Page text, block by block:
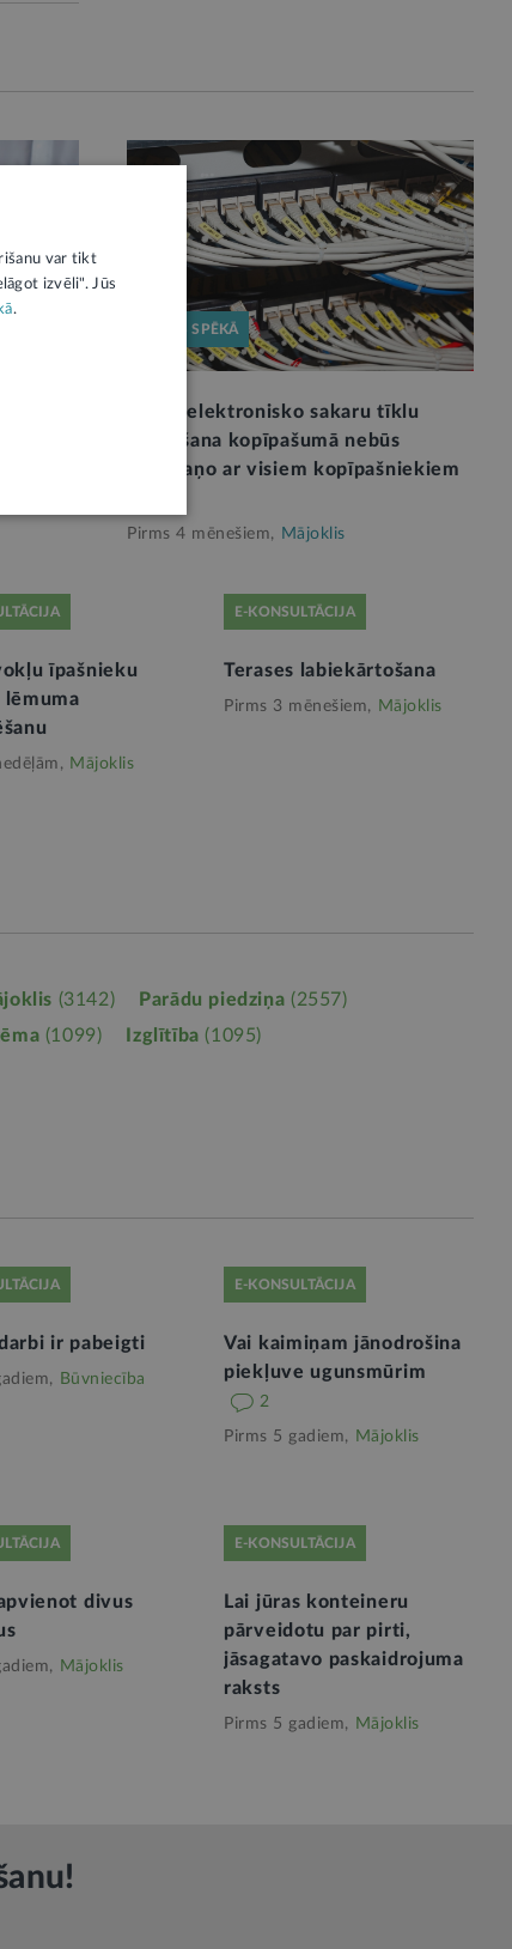
STĀJAS SPĒKĀ
Jaunu elektronisko sakaru tīklu
ierīkošana kopīpašumā nebūs
jāsaskaņo ar visiem kopīpašniekiem
Pirms 4 mēnešiem, Mājoklis
īpašnieku
lēmuma
Mājoklis
E-KONSULTĀCIJA
Terases labiekārtošana
Pirms 3 mēnešiem, Mājoklis
(3142) Parādu piedziņa (2557)
(1099) Izglītība (1095)
ir pabeigti
Būvniecība
E-KONSULTĀCIJA
Vai kaimiņam jānodrošina
piekļuve ugunsmūrim
2
Pirms 5 gadiem, Mājoklis
divus
Mājoklis
E-KONSULTĀCIJA
Lai jūras konteineru
pārveidotu par pirti,
jāsagatavo paskaidrojuma
raksts
Pirms 5 gadiem, Mājoklis
var tikt
izvēli". Jūs
.